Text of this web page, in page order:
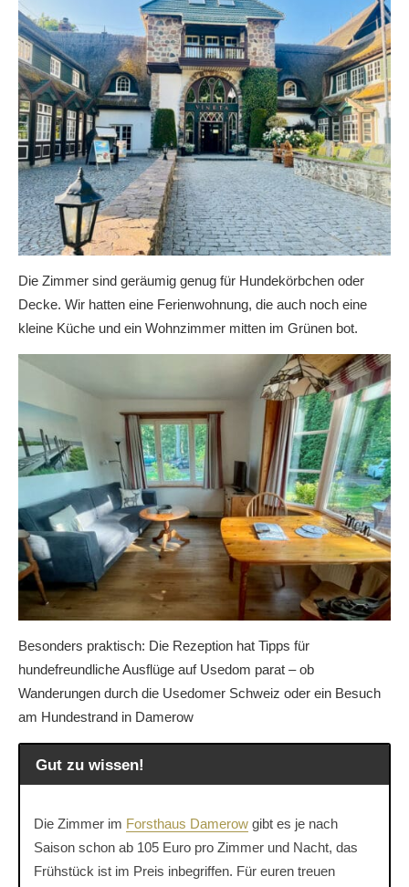
Die Zimmer sind geräumig genug für Hundekörbchen oder
Decke. Wir hatten eine Ferienwohnung, die auch noch eine
kleine Küche und ein Wohnzimmer mitten im Grünen bot.
Besonders praktisch: Die Rezeption hat Tipps für
hundefreundliche Ausflüge auf Usedom parat – ob
Wanderungen durch die Usedomer Schweiz oder ein Besuch
am Hundestrand in Damerow
Gut zu wissen!
Die Zimmer im Forsthaus Damerow gibt es je nach
Saison schon ab 105 Euro pro Zimmer und Nacht, das
Frühstück ist im Preis inbegriffen. Für euren treuen